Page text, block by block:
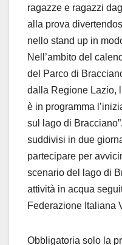
ragazze e ragazzi
alla prova
nello stand up in
Nell’ambito del
del Parco di
dalla Regione Lazio,
è in programma
sul lago di
suddivisi in due
partecipare per
scenario del lago di
attività in acqua
Federazione Italiana
Obbligatoria solo la